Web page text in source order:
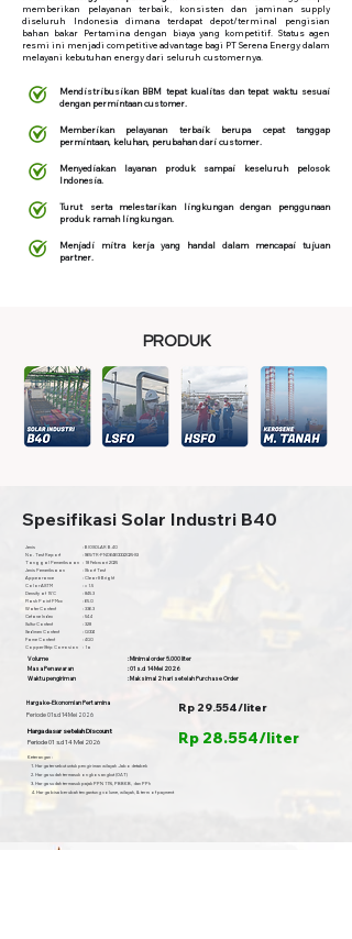
memberikan pelayanan terbaik, konsisten dan jaminan supply
diseluruh Indonesia dimana terdapat depot/terminal pengisian
bahan bakar Pertamina dengan biaya yang kompetitif. Status agen
resmi ini menjadi competitive advantage bagi PT Serena Energy dalam
melayani kebutuhan energy dari seluruh customernya.
Mendistribusikan BBM tepat kualitas dan tepat waktu sesuai
dengan permintaan customer.
Memberikan pelayanan terbaik berupa cepat tanggap
permintaan, keluhan, perubahan dari customer.
Menyediakan layanan produk sampai keseluruh pelosok
Indonesia.
Turut serta melestarikan lingkungan dengan penggunaan
produk ramah lingkungan.
Menjadi mitra kerja yang handal dalam mencapai tujuan
partner.
PRODUK
Spesifikasi Solar Industri B40
Jenis
No. Test Report
Tanggal Pemeriksaan
Jenis Pemeriksaan
Appearance
Color ASTM
Density at 15'C
Flash Point PMcc
Water Content
Cetane Index
Sulfur Content
Sedimen Content
Fame Content
Copper Strip Corrosion
: BIOSOLAR B.40
: 965/TR-PND646000/2025-S3
: 18 Februari 2025
: Short Test
: Clear & Bright
: < 1.5
: 845.3
: 65.0
: 336.3
: 54.4
: 328
: 0.004
: 40.0
: 1a
Volume
Masa Penawaran
Waktu pengiriman
: Minimal order 5.000 liter
: 01 s.d 14 Mei 2026
: Maksimal 2 hari setelah Purchase Order
Harga ke-Ekonomian Pertamina
Periode 01 s.d 14 Mei 2026
Rp 29.554/liter
Harga dasar setelah Discount
Periode 01 s.d 14 Mei 2026
Rp 28.554/liter
Keterangan :
1. Harga tersebut untuk pengiriman wilayah Jabodetabek
2. Harga sudah termasuk ongkos angkut (OAT)
3. Harga sudah termasuk pajak PPN 11%, PBBKB, dan PPh
4. Harga bisa berubah tengantung volume, wilayah, & term of payment